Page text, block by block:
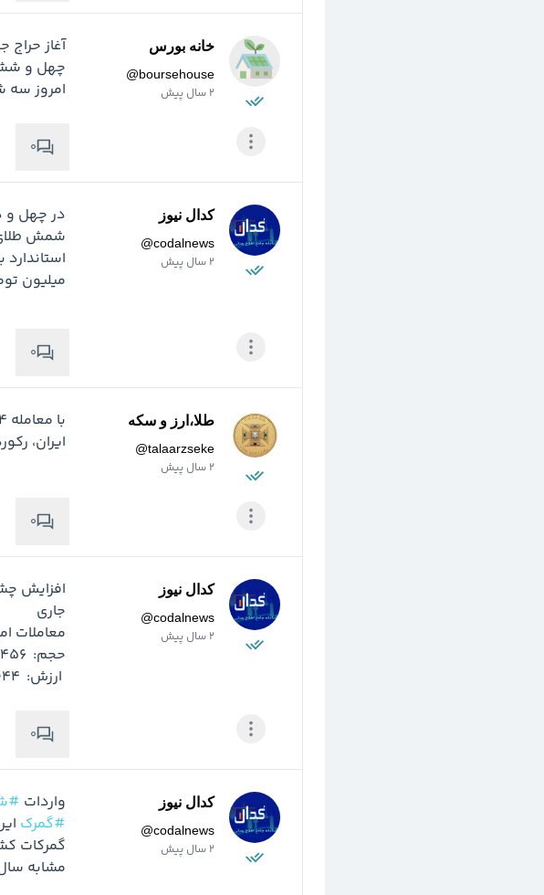
خانه بورس
@boursehouse
2 سال پیش
آغاز حراج
چهل و
امروز سه شنبه ۶ شهریورماه
0
کدال نیوز
@codalnews
2 سال پیش
در چهل و
شمش
استاندارد
میلیون
0
طلا،ارز و سکه
@talaarzseke
2 سال پیش
با معامله ۵۴۴ کیلوگرم
ایران،
0
کدال نیوز
@codalnews
2 سال پیش
افزایش
0
کدال نیوز
@codalnews
2 سال پیش
واردات
#گمرک
مشابه سال قبل ۳